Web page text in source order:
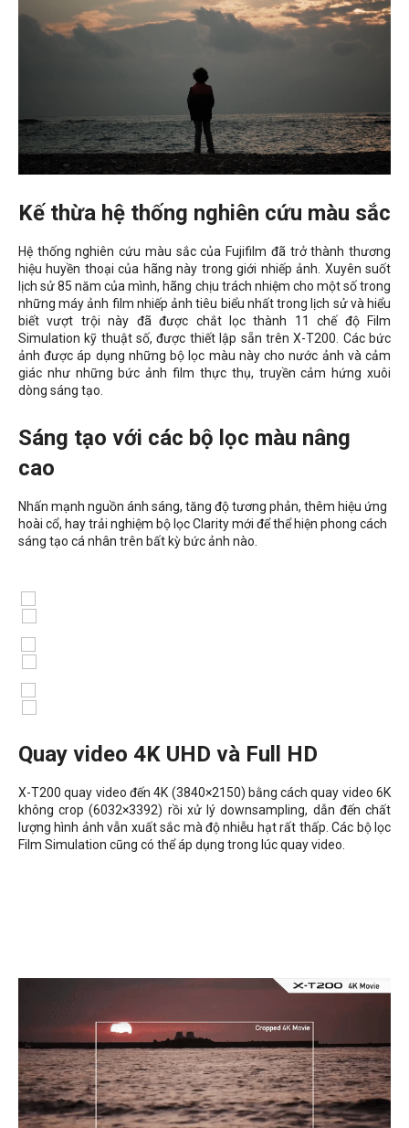
Kế thừa hệ thống nghiên cứu màu sắc
Hệ thống nghiên cứu màu sắc của Fujifilm đã trở thành thương
hiệu huyền thoại của hãng này trong giới nhiếp ảnh. Xuyên suốt
lịch sử 85 năm của mình, hãng chịu trách nhiệm cho một số trong
những máy ảnh film nhiếp ảnh tiêu biểu nhất trong lịch sử và hiểu
biết vượt trội này đã được chắt lọc thành 11 chế độ Film
Simulation kỹ thuật số, được thiết lập sẵn trên X-T200. Các bức
ảnh được áp dụng những bộ lọc màu này cho nước ảnh và cảm
giác như những bức ảnh film thực thụ, truyền cảm hứng xuôi
dòng sáng tạo.
Sáng tạo với các bộ lọc màu nâng
cao
Nhấn mạnh nguồn ánh sáng, tăng độ tương phản, thêm hiệu ứng
hoài cổ, hay trải nghiệm bộ lọc Clarity mới để thể hiện phong cách
sáng tạo cá nhân trên bất kỳ bức ảnh nào.
Quay video 4K UHD và Full HD
X-T200 quay video đến 4K (3840×2150) bằng cách quay video 6K
không crop (6032×3392) rồi xử lý downsampling, dẫn đến chất
lượng hình ảnh vẫn xuất sắc mà độ nhiễu hạt rất thấp. Các bộ lọc
Film Simulation cũng có thể áp dụng trong lúc quay video.